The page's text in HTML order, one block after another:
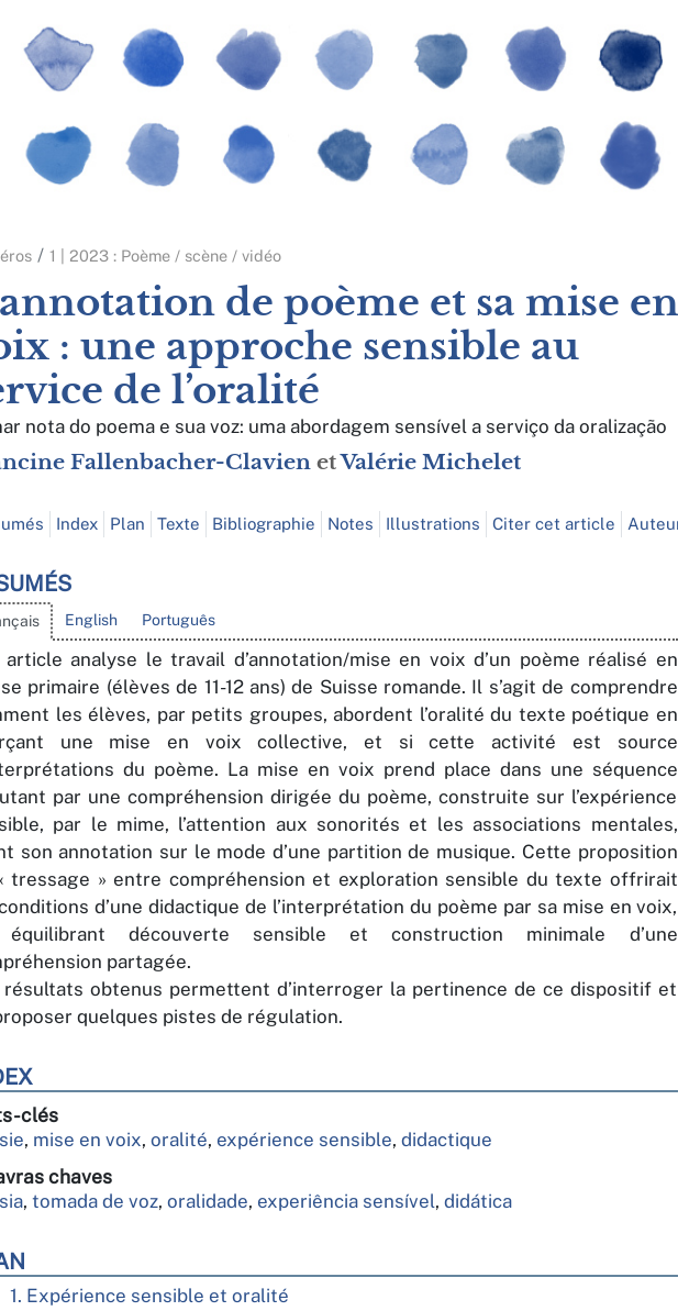
1 | 2023 : Poème / scène / vidéo
de poème et sa mise en
: une approche sensible au
de l’oralité
nota do poema e sua voz: uma abordagem sensível a serviço da oralização
Fallenbacher-Clavien etValérie Michelet
Index Plan Texte Bibliographie Notes Illustrations Citer cet article
English Português
analyse le travail d’annotation/mise en voix d’un poème réalisé en
primaire (élèves de 11-12 ans) de Suisse romande. Il s’agit de comprendre
les élèves, par petits groupes, abordent l’oralité du texte poétique en
une mise en voix collective, et si cette activité est source
du poème. La mise en voix prend place dans une séquence
par une compréhension dirigée du poème, construite sur l’expérience
par le mime, l’attention aux sonorités et les associations mentales,
son annotation sur le mode d’une partition de musique. Cette proposition
tressage » entre compréhension et exploration sensible du texte offrirait
d’une didactique de l’interprétation du poème par sa mise en voix,
découverte sensible et construction minimale d’une
partagée.
résultats obtenus permettent d’interroger la pertinence de ce dispositif et
quelques pistes de régulation.
clés
, mise en voix, oralité, expérience sensible, didactique
chaves
, tomada de voz, oralidade, experiência sensível, didática
1. Expérience sensible et oralité